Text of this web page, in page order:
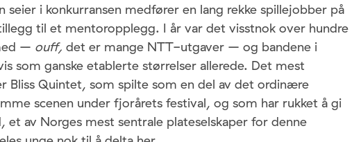
seier i konkurransen medfører en lang rekke spillejobber på
til et mentoropplegg. I år var det visstnok over hundre
– ouff, det er mange NTT-utgaver – og bandene i
som ganske etablerte størrelser allerede. Det mest
Bliss Quintet, som spilte som en del av det ordinære
scenen under fjorårets festival, og som har rukket å gi
et av Norges mest sentrale plateselskaper for denne